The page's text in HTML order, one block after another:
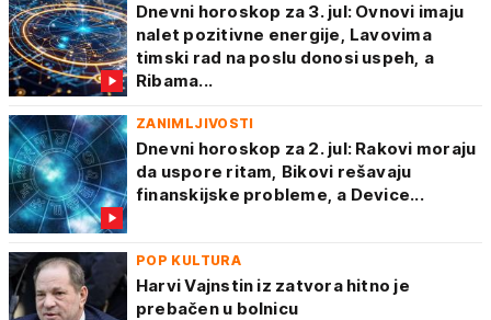
Dnevni horoskop za 3. jul: Ovnovi imaju
nalet pozitivne energije, Lavovima
timski rad na poslu donosi uspeh, a
Ribama...
ZANIMLJIVOSTI
Dnevni horoskop za 2. jul: Rakovi moraju
da uspore ritam, Bikovi rešavaju
finanskijske probleme, a Device...
POP KULTURA
Harvi Vajnstin iz zatvora hitno je
prebačen u bolnicu